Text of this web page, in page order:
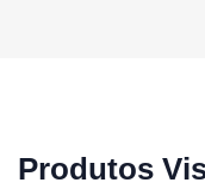
Produtos